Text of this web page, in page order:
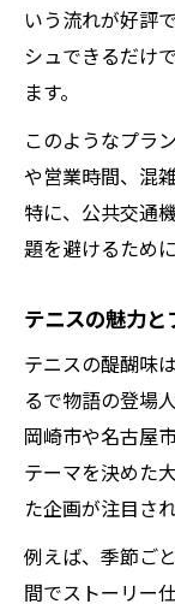
いう流れが好評
シュできるだけ
ます。
このようなプラ
や営業時間、混
特に、公共交通
題を避けるため
テニスの魅力
テニスの醍醐味
るで物語の登場
岡崎市や名古屋
テーマを決めた
た企画が注目さ
例えば、季節ご
間でストーリー